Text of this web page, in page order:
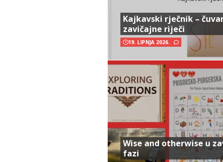
Kajkavski rječnik –
zavičajne riječi
19. LIPNJA 2026.
Wise and otherwise u
fazi